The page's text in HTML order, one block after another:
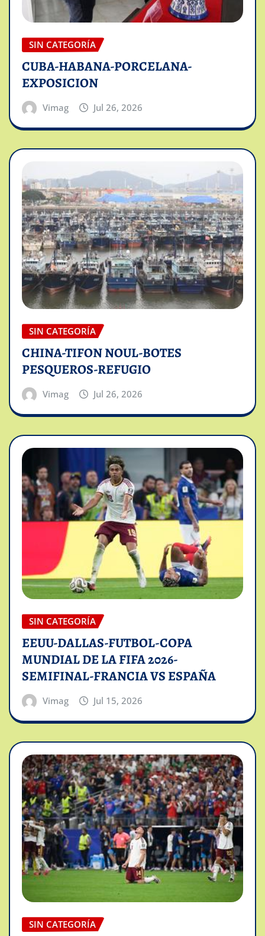
SIN CATEGORÍA
CUBA-HABANA-PORCELANA-
EXPOSICION
Vimag Jul 26, 2026
SIN CATEGORÍA
CHINA-TIFON NOUL-BOTES
PESQUEROS-REFUGIO
Vimag Jul 26, 2026
SIN CATEGORÍA
EEUU-DALLAS-FUTBOL-COPA
MUNDIAL DE LA FIFA 2026-
SEMIFINAL-FRANCIA VS ESPAÑA
Vimag Jul 15, 2026
SIN CATEGORÍA